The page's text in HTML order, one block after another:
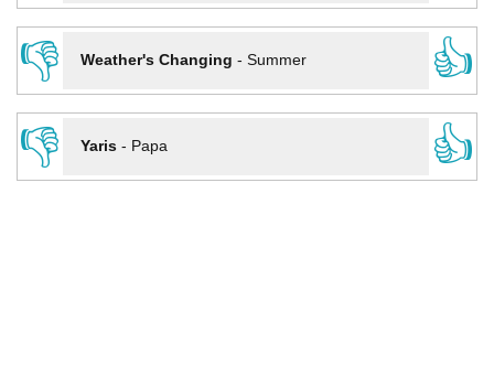
👎
Weather's Changing - Summer
👍
👎
Yaris- Papa 👍